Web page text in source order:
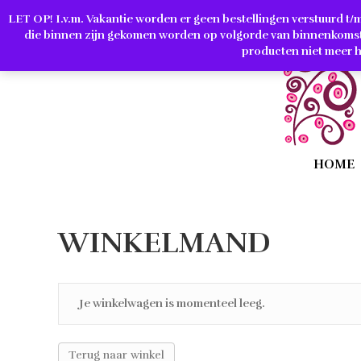
LET OP! I.v.m. Vakantie worden er geen bestellingen verstuurd
die binnen zijn gekomen worden op volgorde van
producten niet meer
HOME
WINKELMAND
Je winkelwagen is momenteel leeg.
Terug naar winkel